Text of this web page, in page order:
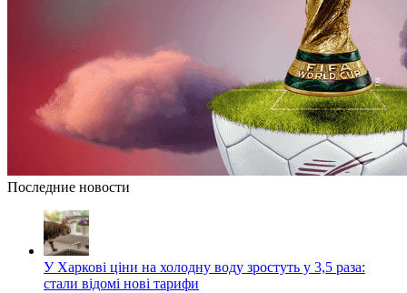
Последние новости
У Харкові ціни на холодну воду зростуть у 3,5 раза:
стали відомі нові тарифи